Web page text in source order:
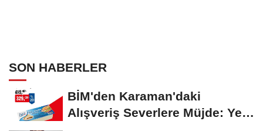
SON HABERLER
BİM'den Karaman'daki
Alışveriş Severlere Müjde: Yeni